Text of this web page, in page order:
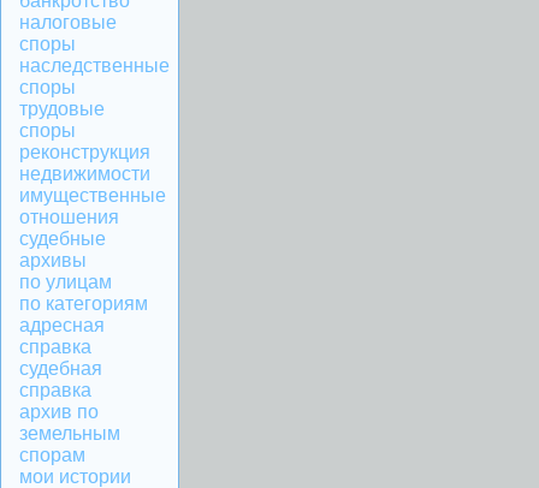
налоговые
споры
наследственные
споры
трудовые
споры
реконструкция
недвижимости
имущественные
отношения
судебные
архивы
по улицам
по категориям
адресная
справка
судебная
справка
архив по
земельным
спорам
мои истории